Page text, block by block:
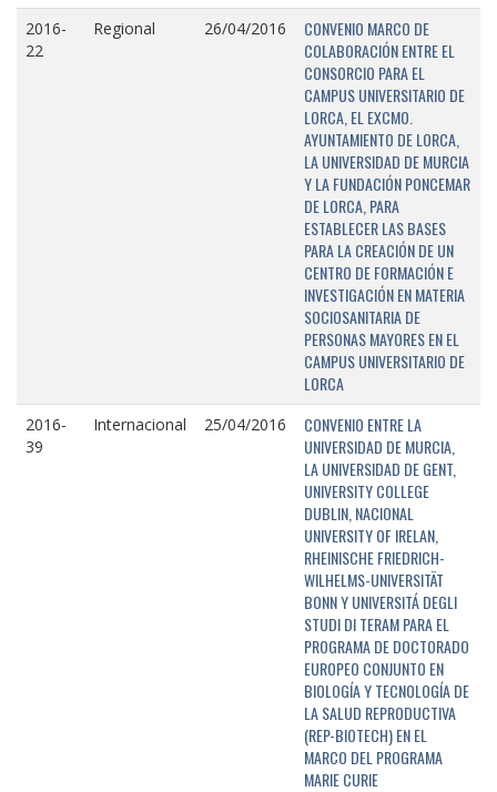
2016-
22
Regional 26/04/2016
CONVENIO MARCO DE
COLABORACIÓN ENTRE EL
CONSORCIO PARA EL
CAMPUS UNIVERSITARIO DE
LORCA, EL EXCMO.
AYUNTAMIENTO DE LORCA,
LA UNIVERSIDAD DE MURCIA
Y LA FUNDACIÓN PONCEMAR
DE LORCA, PARA
ESTABLECER LAS BASES
PARA LA CREACIÓN DE UN
CENTRO DE FORMACIÓN E
INVESTIGACIÓN EN MATERIA
SOCIOSANITARIA DE
PERSONAS MAYORES EN EL
CAMPUS UNIVERSITARIO DE
LORCA
2016-
39
Internacional 25/04/2016
CONVENIO ENTRE LA
UNIVERSIDAD DE MURCIA,
LA UNIVERSIDAD DE GENT,
UNIVERSITY COLLEGE
DUBLIN, NACIONAL
UNIVERSITY OF IRELAN,
RHEINISCHE FRIEDRICH-
WILHELMS-UNIVERSITÄT
BONN Y UNIVERSITÁ DEGLI
STUDI DI TERAM PARA EL
PROGRAMA DE DOCTORADO
EUROPEO CONJUNTO EN
BIOLOGÍA Y TECNOLOGÍA DE
LA SALUD REPRODUCTIVA
(REP-BIOTECH) EN EL
MARCO DEL PROGRAMA
MARIE CURIE